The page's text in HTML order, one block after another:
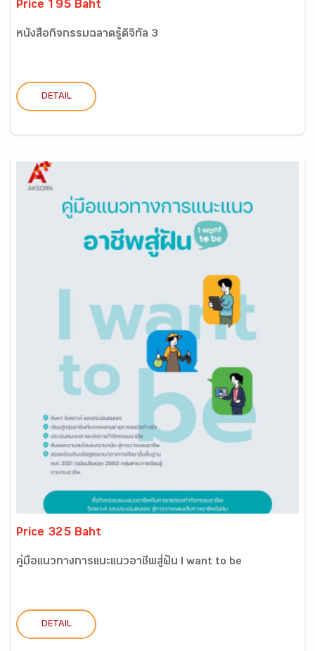
Price 195 Baht
หนังสือกิจกรรมฉลาดรู้ดิจิทัล 3
DETAIL
Price 325 Baht
คู่มือแนวทางการแนะแนวอาชีพสู่ฝัน I want to be
DETAIL